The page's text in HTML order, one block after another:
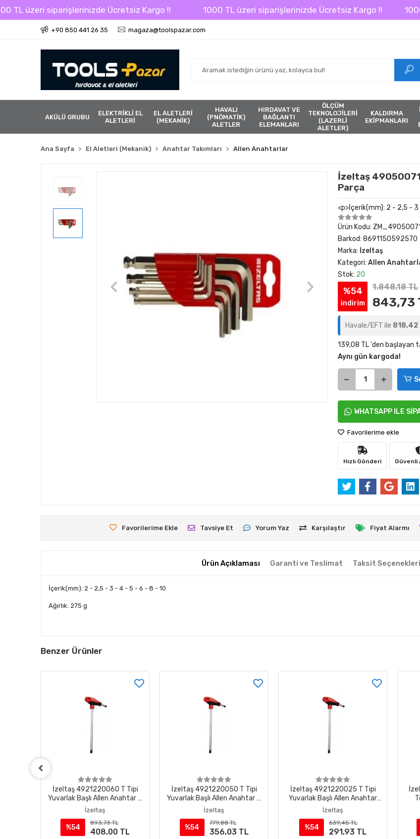
üzeri siparişlerinizde Ücretsiz Kargo !! 1000 TL üzeri siparişlerinizde Ücretsiz Kargo !! 1000
+90 850 441 26 35 magaza@toolspazar.com
AKÜLÜ GRUBU
ELEKTRİKLİ EL
ALETLERİ
EL ALETLERİ
(MEKANİK)
HAVALI
(PNÖMATİK)
ALETLER
HIRDAVAT VE
BAĞLANTI
ELEMANLARI
ÖLÇÜM
TEKNOLOJİLERİ
(LAZERLİ
ALETLER)
KALDIRMA
EKİPMANLARI
Ana Sayfa El Aletleri (Mekanik) Anahtar Takımları Allen Anahtarlar
İzeltaş
Parça
<p>İçerik(mm): 2 - 2,5 - 3
Ürün Kodu:
Barkod: 8691150592570
Marka: İzeltaş
Kategori: Allen
Stok: 20
%54
indirim
1.848,18 TL
843,73
Havale/EFT ile 818,42
139,08 TL 'den başlayan
Aynı gün kargoda!
WHATSAPP İLE
Favorilerime ekle
Hızlı Gönderi Güvenli
Favorilerime Ekle Tavsiye Et Yorum Yaz Karşılaştır Fiyat Alarmı
Ürün Açıklaması Garanti ve Teslimat Taksit Seçenekleri
İçerik(mm): 2 - 2,5 - 3 - 4 - 5 - 6 - 8 - 10
Ağırlık: 275 g
Benzer Ürünler
İzeltaş 4921220060 T Tipi
Yuvarlak Başlı Allen Anahtar 6
mm
İzeltaş
%54
893,73 TL
408,00 TL
İzeltaş 4921220050 T Tipi
Yuvarlak Başlı Allen Anahtar 5
mm
İzeltaş
%54
779,88 TL
356,03 TL
İzeltaş 4921220025 T Tipi
Yuvarlak Başlı Allen Anahtar
2.5 mm
İzeltaş
%54
639,45 TL
291,93 TL